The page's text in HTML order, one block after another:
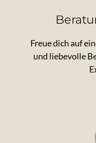
Freue dich auf
und liebevolle